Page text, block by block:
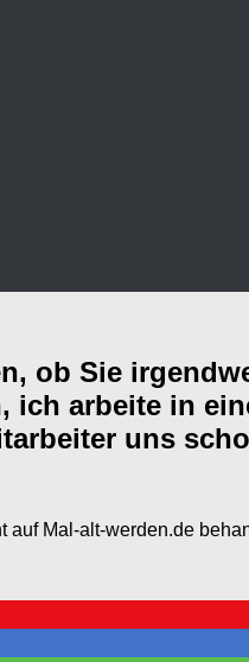
ob Sie
ich arbeite in
uns
Mal-alt-werden.de